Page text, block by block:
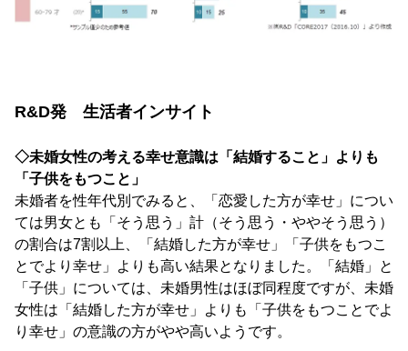
R&D発 生活者インサイト
◇未婚女性の考える幸せ意識は「結婚すること」よりも
「子供をもつこと」
未婚者を性年代別でみると、「恋愛した方が幸せ」につい
ては男女とも「そう思う」計（そう思う・ややそう思う）
の割合は7割以上、「結婚した方が幸せ」「子供をもつこ
とでより幸せ」よりも高い結果となりました。「結婚」と
「子供」については、未婚男性はほぼ同程度ですが、未婚
女性は「結婚した方が幸せ」よりも「子供をもつことでよ
り幸せ」の意識の方がやや高いようです。